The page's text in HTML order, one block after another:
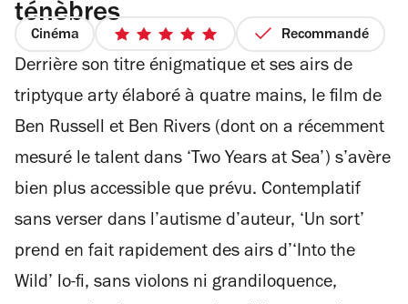
ténèbres
Cinéma
5
sur
Recommandé
Derrière son titre énigmatique et ses airs de
triptyque arty élaboré à quatre mains, le film de
Ben Russell et Ben Rivers (dont on a récemment
mesuré le talent dans ‘Two Years at Sea’) s’avère
bien plus accessible que prévu. Contemplatif
sans verser dans l’autisme d’auteur, ‘Un sort’
prend en fait rapidement des airs d’‘Into the
Wild’ lo-fi, sans violons ni grandiloquence,